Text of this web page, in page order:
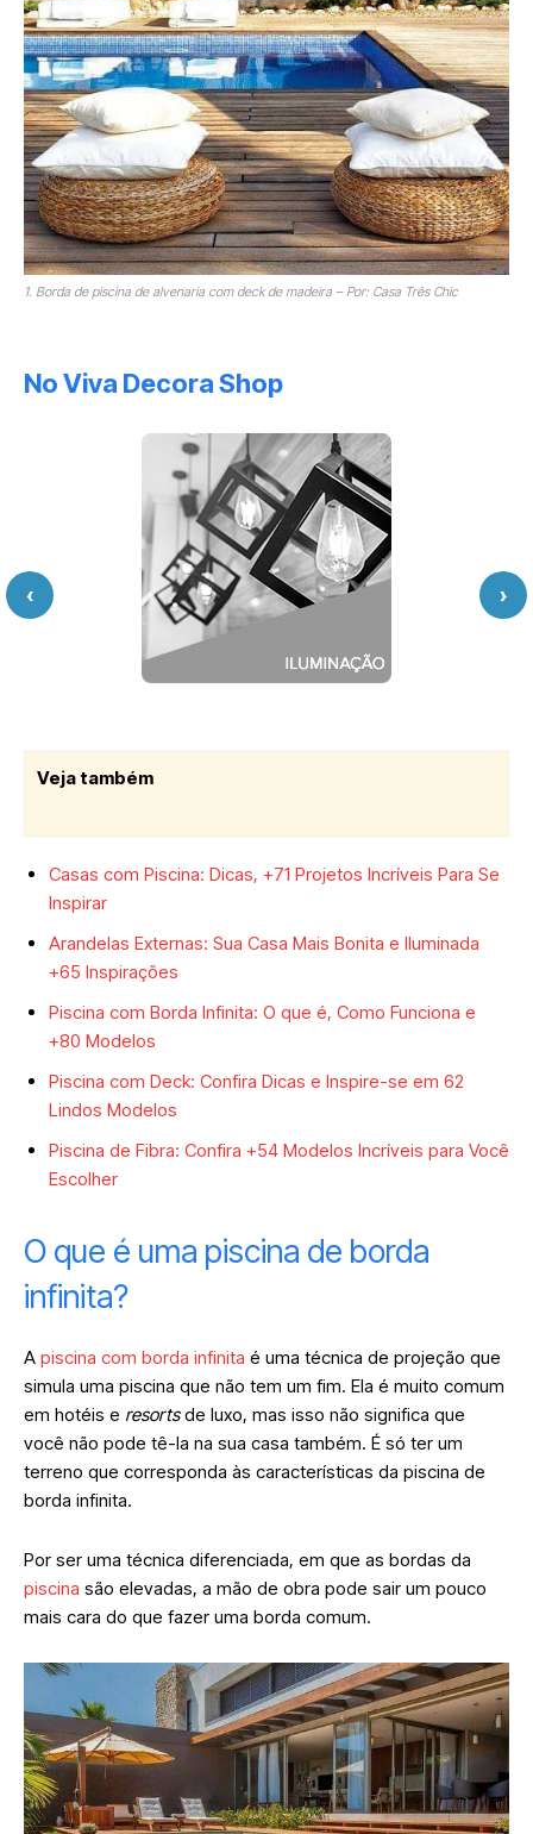
1. Borda de piscina de alvenaria com deck de madeira – Por: Casa Três Chic
No Viva Decora Shop
‹ ›
Veja também
Casas com Piscina: Dicas, +71 Projetos Incríveis Para Se
Inspirar
Arandelas Externas: Sua Casa Mais Bonita e Iluminada
+65 Inspirações
Piscina com Borda Infinita: O que é, Como Funciona e
+80 Modelos
Piscina com Deck: Confira Dicas e Inspire-se em 62
Lindos Modelos
Piscina de Fibra: Confira +54 Modelos Incríveis para Você
Escolher
O que é uma piscina de borda
infinita?
A piscina com borda infinita é uma técnica de projeção que
simula uma piscina que não tem um fim. Ela é muito comum
em hotéis e resortsde luxo, mas isso não significa que
você não pode tê-la na sua casa também. É só ter um
terreno que corresponda às características da piscina de
borda infinita.
Por ser uma técnica diferenciada, em que as bordas da
piscina são elevadas, a mão de obra pode sair um pouco
mais cara do que fazer uma borda comum.